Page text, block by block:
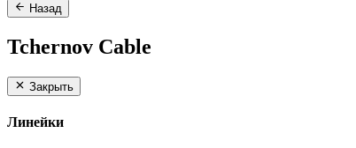
Назад
Tchernov Cable
Закрыть
Линейки